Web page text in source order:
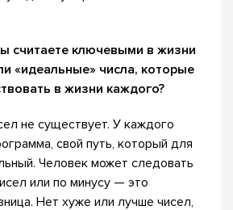
считаете ключевыми в жизни
«идеальные» числа, которые
в жизни каждого?
не существует. У каждого
свой путь, который для
Человек может следовать
или по минусу — это
Нет хуже или лучше чисел,